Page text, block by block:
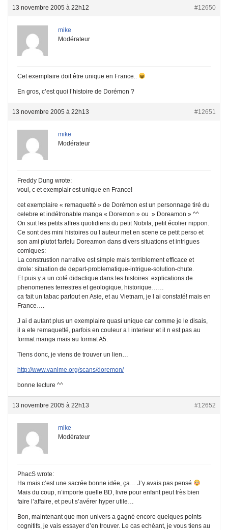
13 novembre 2005 à 22h12 #12650
mike
Modérateur
Cet exemplaire doit être unique en France..
En gros, c’est quoi l’histoire de Dorémon ?
13 novembre 2005 à 22h13 #12651
mike
Modérateur
Freddy Dung wrote:
voui, c et exemplair est unique en France!
cet exemplaire « remaquetté » de Dorémon est un personnage tiré du
celebre et indétronable manga « Doremon » ou » Doreamon » ^^
On suit les petits affres quotidiens du petit Nobita, petit écolier nippon.
Ce sont des mini histoires ou l auteur met en scene ce petit perso et
son ami plutot farfelu Doreamon dans divers situations et intrigues
comiques:
La construstion narrative est simple mais terriblement efficace et
drole: situation de depart-problematique-intrigue-solution-chute.
Et puis y a un coté didactique dans les histoires: explications de
phenomenes terrestres et geologique, historique……
ca fait un tabac partout en Asie, et au Vietnam, je l ai constaté! mais en
France….
J ai d autant plus un exemplaire quasi unique car comme je le disais,
il a ete remaquetté, parfois en couleur a l interieur et il n est pas au
format manga mais au format A5.
Tiens donc, je viens de trouver un lien…
http://www.vanime.org/scans/doremon/
bonne lecture ^^
13 novembre 2005 à 22h13 #12652
mike
Modérateur
PhacS wrote:
Ha mais c’est une sacrée bonne idée, ça… J’y avais pas pensé
Mais du coup, n’importe quelle BD, livre pour enfant peut très bien
faire l’affaire, et peut s’avérer hyper utile…
Bon, maintenant que mon univers a gagné encore quelques points
cognitifs, je vais essayer d’en trouver. Le cas echéant, je vous tiens au